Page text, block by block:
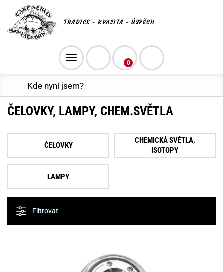
TRADICE - KVALITA - ÚSPĚCH
Toggle
navigation
0
Kde nyní jsem?
ČELOVKY, LAMPY, CHEM.SVĚTLA
ČELOVKY
CHEMICKÁ SVĚTLA,
ISOTOPY
LAMPY
Filtrovat